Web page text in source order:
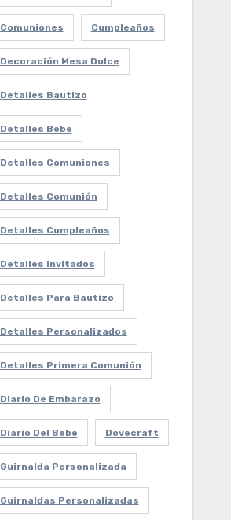
Comuniones Cumpleaños
Decoración Mesa Dulce
Detalles Bautizo
Detalles Bebe
Detalles Comuniones
Detalles Comunión
Detalles Cumpleaños
Detalles Invitados
Detalles Para Bautizo
Detalles Personalizados
Detalles Primera Comunión
Diario De Embarazo
Diario Del Bebe Dovecraft
Guirnalda Personalizada
Guirnaldas Personalizadas